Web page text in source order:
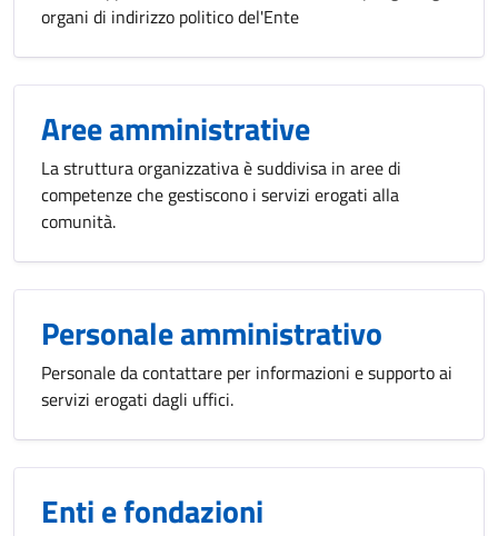
organi di indirizzo politico del'Ente
Aree amministrative
La struttura organizzativa è suddivisa in aree di
competenze che gestiscono i servizi erogati alla
comunità.
Personale amministrativo
Personale da contattare per informazioni e supporto ai
servizi erogati dagli uffici.
Enti e fondazioni